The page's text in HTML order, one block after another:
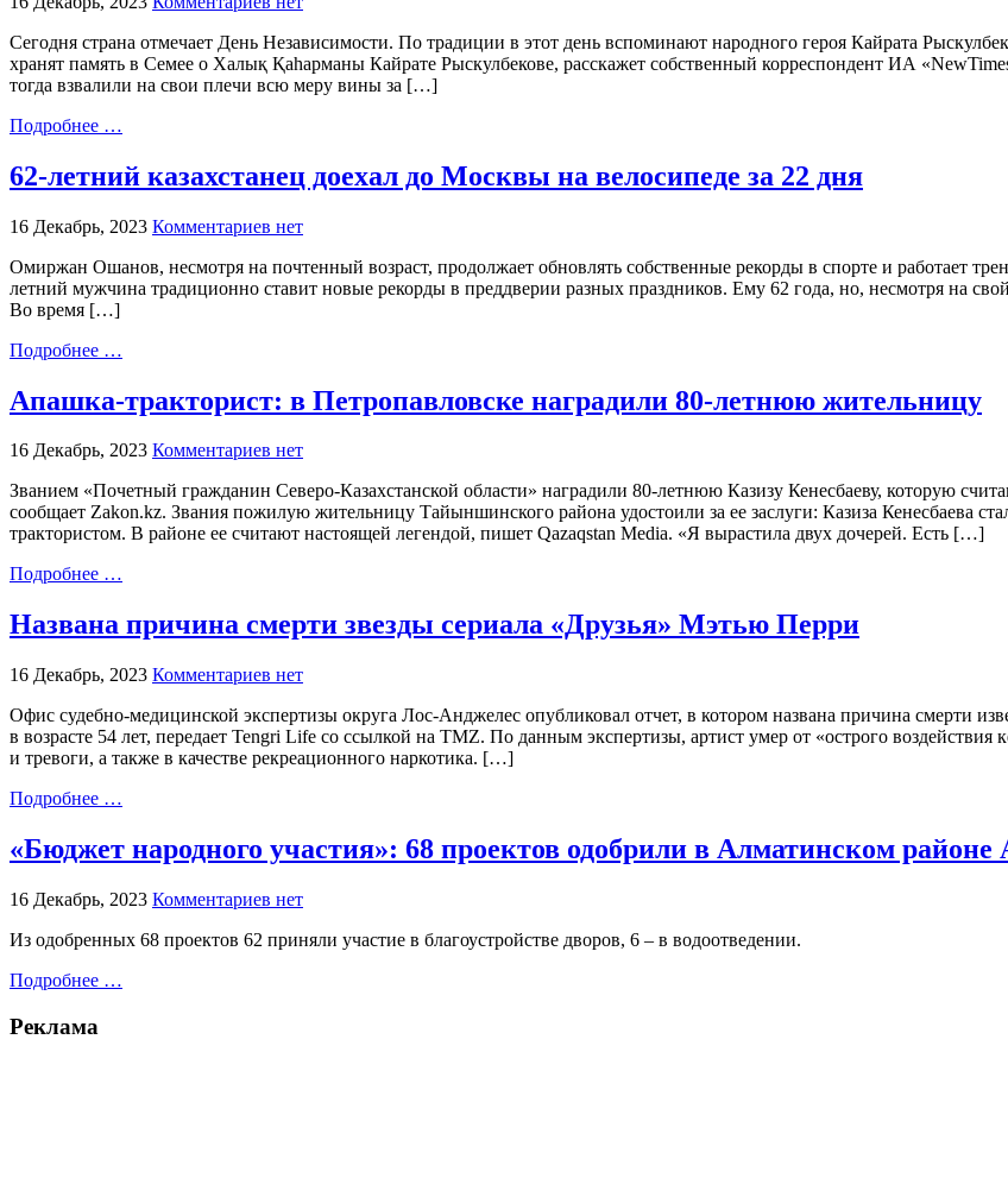
Сегодня страна отмечает День Независимости. По традиции в этот день вспоминают народного героя Кайрата
хранят память в Семее о Халық Қаһарманы Кайрате Рыскулбекове, расскажет собственный корреспондент ИА
тогда взвалили на свои плечи всю меру вины за […]
Подробнее …
62-летний казахстанец доехал до Москвы на велосипеде за 22 дня
16 Декабрь, 2023 Комментариев нет
Омиржан Ошанов, несмотря на почтенный возраст, продолжает обновлять собственные рекорды в спорте и работает
летний мужчина традиционно ставит новые рекорды в преддверии разных праздников. Ему 62 года, но, несмотря на
Во время […]
Подробнее …
Апашка-тракторист: в Петропавловске наградили 80-летнюю жительницу
16 Декабрь, 2023 Комментариев нет
Званием «Почетный гражданин Северо-Казахстанской области» наградили 80-летнюю Казизу Кенесбаеву, которую
сообщает Zakon.kz. Звания пожилую жительницу Тайыншинского района удостоили за ее заслуги: Казиза Кенесбаева
трактористом. В районе ее считают настоящей легендой, пишет Qazaqstan Media. «Я вырастила двух дочерей. Есть […]
Подробнее …
Названа причина смерти звезды сериала «Друзья» Мэтью Перри
16 Декабрь, 2023 Комментариев нет
Офис судебно-медицинской экспертизы округа Лос-Анджелес опубликовал отчет, в котором названа причина смерти
в возрасте 54 лет, передает Tengri Life со ссылкой на TMZ. По данным экспертизы, артист умер от «острого
и тревоги, а также в качестве рекреационного наркотика. […]
Подробнее …
«Бюджет народного участия»: 68 проектов одобрили в Алматинском районе
16 Декабрь, 2023 Комментариев нет
Из одобренных 68 проектов 62 приняли участие в благоустройстве дворов, 6 – в водоотведении.
Подробнее …
Реклама